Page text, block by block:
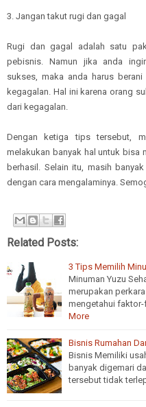
3. Jangan takut rugi dan gagal
Rugi dan gagal adalah satu
pebisnis. Namun jika anda
sukses, maka anda harus
kegagalan. Hal ini karena orang
dari kegagalan.
Dengan ketiga tips tersebut,
melakukan banyak hal untuk bisa
berhasil. Selain itu, masih
dengan cara mengalaminya.
Related Posts:
3 Tips Memilih
Minuman Yuzu
merupakan
mengetahui faktor-
More
Bisnis Rumahan
Bisnis Memiliki
banyak digemari
tersebut tidak